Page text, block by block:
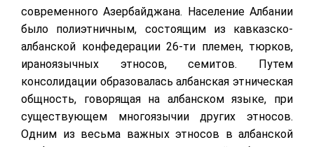
современного Азербайджана. Население Албании
было полиэтничным, состоящим из кавказско-
албанской конфедерации 26-ти племен, тюрков,
ираноязычных этносов, семитов. Путем
консолидации образовалась албанская этническая
общность, говорящая на албанском языке, при
существующем многоязычии других этносов.
Одним из весьма важных этносов в албанской